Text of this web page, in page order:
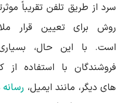
از طریق تلفن تقریباً
برای تعیین قرار
با این حال، بسیاری
با استفاده از
دیگر، مانند ایمیل،رسانه